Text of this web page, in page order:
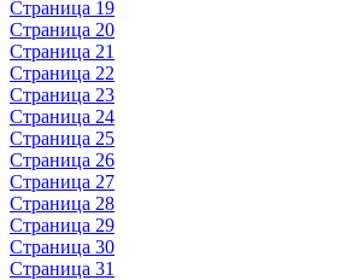
Страница 19
Страница 20
Страница 21
Страница 22
Страница 23
Страница 24
Страница 25
Страница 26
Страница 27
Страница 28
Страница 29
Страница 30
Страница 31